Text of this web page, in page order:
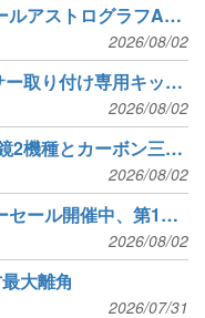
フルサイズ対応ペッツバールアストログラフAskar「SQA60 pro」発売
2026/08/02
Askarから電動フォーカサー取り付け専用キットが登場
2026/08/02
Vaonis社のスマート望遠鏡2機種とカーボン三脚が新発売
2026/08/02
セレストロン双眼鏡サマーセール開催中、第1弾「Nature DX」シリーズが35% OFF
2026/08/02
大離角
2026/07/31